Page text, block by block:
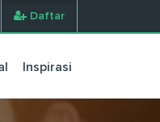
Daftar
Inspirasi